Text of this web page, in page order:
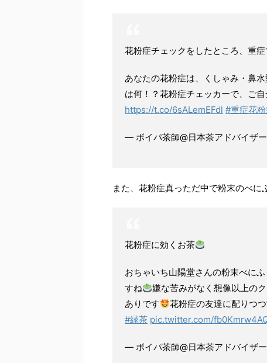
花粉症チェックをしたところ、重症
あなたの花粉症は、くしゃみ・鼻
は何！？花粉症チェッカーで、ご
https://t.co/6sALemEFdl #重症花
— ボイパ茶師@日本茶アドバイザ
また、花粉症真っただ中で粉末のべに
花粉症に効くお茶
おちゃいち山陽堂さんの粉末べに
すね
嫌な苦みがなく想像以上の
ありです
花粉症の友達に配りつ
#緑茶 pic.twitter.com/
— ボイパ茶師@日本茶アドバイザ